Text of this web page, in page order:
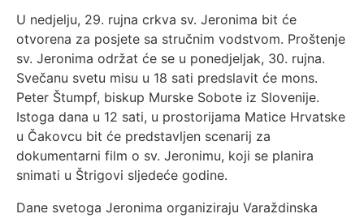
U nedjelju, 29. rujna crkva sv. Jeronima bit će
otvorena za posjete sa stručnim vodstvom. Proštenje
sv. Jeronima održat će se u ponedjeljak, 30. rujna.
Svečanu svetu misu u 18 sati predslavit će mons.
Peter Štumpf, biskup Murske Sobote iz Slovenije.
Istoga dana u 12 sati, u prostorijama Matice Hrvatske
u Čakovcu bit će predstavljen scenarij za
dokumentarni film o sv. Jeronimu, koji se planira
snimati u Štrigovi sljedeće godine.
Dane svetoga Jeronima organiziraju Varaždinska